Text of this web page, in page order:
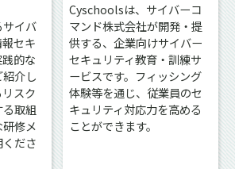
サイバ
セキ
的な
介し
スク
取組
修メ
ださ
Cyschoolsは、サイバーコ
マンド株式会社が開発・提
供する、企業向けサイバー
セキュリティ教育・訓練サ
ービスです。フィッシング
体験等を通じ、従業員のセ
キュリティ対応力を高める
ことができます。